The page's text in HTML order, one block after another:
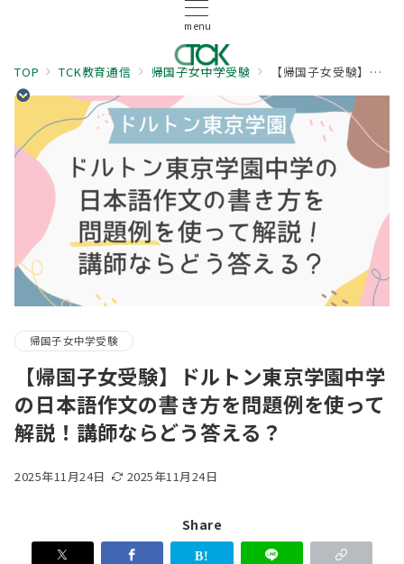
menu
TOP TCK教育通信 帰国子女中学受験 【帰国子女受験】ドルトン東京学園中学の日本語作文の書き方を問題例を使って解説！講師ならどう答える？
帰国子女中学受験
【帰国子女受験】ドルトン東京学園中学
の日本語作文の書き方を問題例を使って
解説！講師ならどう答える？
2025年11月24日 2025年11月24日
Share